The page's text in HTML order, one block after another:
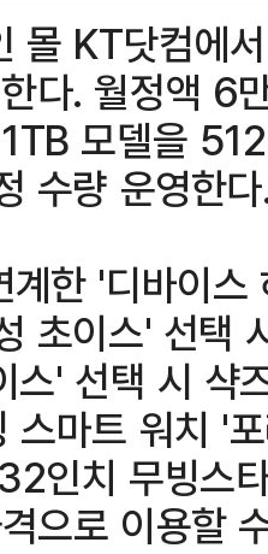
몰 KT닷컴에
다. 월정액
모델을
수량 운영한
계한 '디바이
초이스' 선택
스' 선택 시 샥
스마트 워치 '
인치 무빙스
으로 이용할